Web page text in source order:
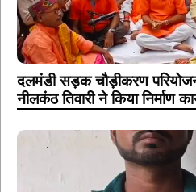
दलमंडी सड़क चौड़ीकरण
नीलकंठ तिवारी ने किया निर्माण